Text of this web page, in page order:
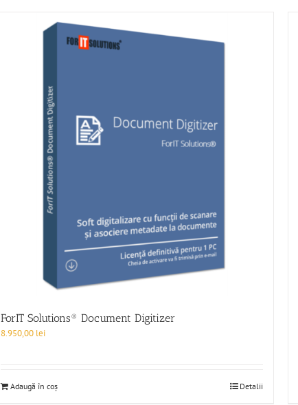
ForIT Solutions® Document Digitizer
8.950,00 lei
Adaugă în coș Detalii